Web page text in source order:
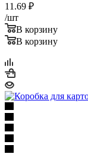
11.69 ₽
/шт
В корзину
В корзину